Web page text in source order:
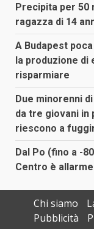
Precipita per 50
ragazza di 14
A Budapest
la produzione di
risparmiare
Due minorenni
da tre giovani in
riescono a
Dal Po (fino a -
Centro è
Chi siamo
Pubblicità